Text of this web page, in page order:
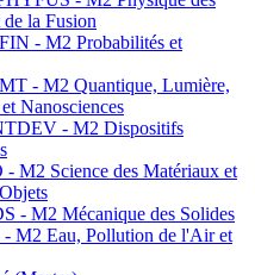
de la Fusion
- M2 Probabilités et
- M2 Quantique, Lumière,
Nanosciences
- M2 Dispositifs
M2 Science des Matériaux et
- M2 Mécanique des Solides
M2 Eau, Pollution de l'Air et